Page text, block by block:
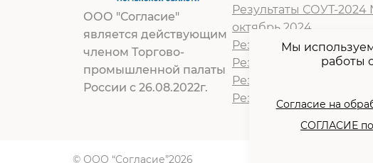
ООО "Согласие"
является действующим
членом Торгово-
промышленной палаты
России с 26.08.2022г.
Результаты СОУТ-
октябрь 2024
Результат СОУТ -2024
Результат СОУТ -2024
Результат СОУТ-2023 №1
Результат СОУТ -2023
© ООО “Согласие”2026 Политика
Мы
работы
Согласие на
СОГЛАСИЕ